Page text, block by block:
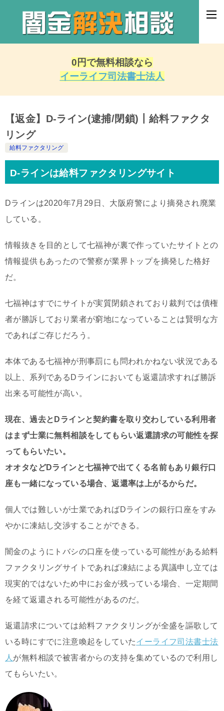
0円で無料相談なら
イーライフ司法書士法人
【返金】D-ライン(逮捕/閉鎖)┃給料ファクタ
リング
給料ファクタリング
D-ラインは給料ファクタリングサイト
Dラインは2020年7月29日、大阪府警により摘発され廃業
している。
情報抜きを目的として七福神が裏で作っていたサイトとの
情報提供もあったので警察が業界トップを摘発した格好
だ。
七福神はすでにサイトが実質閉鎖されており裁判では債権
者が勝訴しており業者が窮地になっていることは賢明な方
であればご存じだろう。
本体である七福神が刑事罰にも問われかねない状況である
以上、系列である Dラインにおいても返還請求すれば勝訴
出来る可能性が高い。
現在、過去とDラインと契約書を取り交わしている利用者
はまず士業に無料相談をしてもらい返還請求の可能性を探
ってもらいたい。
オオタなどDラインと七福神で出てくる名前もあり銀行口
座も一緒になっている場合、返還率は上がるからだ。
個人では難しいが士業であればDラインの銀行口座をすみ
やかに凍結し交渉することができる。
闇金のようにトバシの口座を使っている可能性がある給料
ファクタリングサイトであれば凍結による異議申し立ては
現実的ではないため中にお金が残っている場合、一定期間
を経て返還される可能性があるのだ。
返還請求については給料ファクタリングが全盛を謳歌して
いる時にすでに注意喚起をしていたイーライフ司法書士法
人 が無料相談で被害者からの支持を集めているので利用し
てもらいたい。